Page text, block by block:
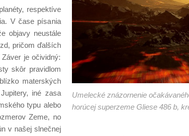
Umelecké znázornenie
horúcej superzeme Gliese 486 b,
respektíve
V čase písania
objavy neustále
pričom ďalších
je očividný:
skôr pravidlom
materských
iné zasa
typu alebo
Zeme, no
v našej slnečnej